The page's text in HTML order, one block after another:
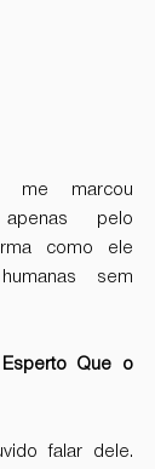
me marcou
apenas pelo
como ele
sem
Esperto Que o
falar dele.